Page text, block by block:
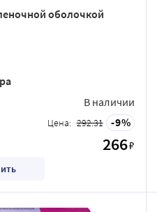
оболочкой
В наличии
Цена: 292.31 9
266₽